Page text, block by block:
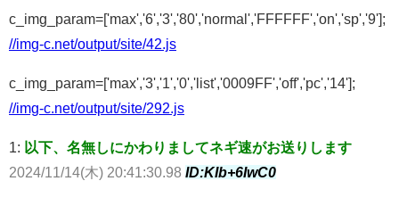
c_img_param=['max','6','3','80','normal','FFFFFF','on','sp','9'];
//img-c.net/output/site/42.js
c_img_param=['max','3','1','0','list','0009FF','off','pc','14'];
//img-c.net/output/site/292.js
1: 以下、名無しにかわりましてネギ速がお送りします
2024/11/14(木) 20:41:30.98 ID:KIb+6IwC0